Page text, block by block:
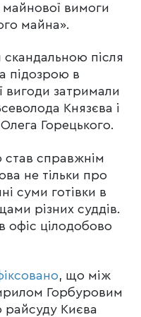
вимоги
майна».
скандальною після
підозрою в
вигоди затримали
Князєва і
Горецького.
став справжнім
не тільки про
суми готівки в
різних суддів.
офіс цілодобово
, що між
Горбуровим
райсуду Києва